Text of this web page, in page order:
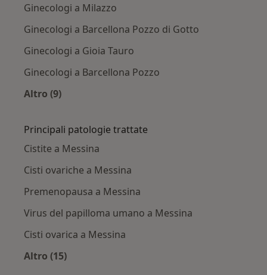
Ginecologi a Milazzo
Ginecologi a Barcellona Pozzo di Gotto
Ginecologi a Gioia Tauro
Ginecologi a Barcellona Pozzo
Altro (9)
Principali patologie trattate
Cistite a Messina
Cisti ovariche a Messina
Premenopausa a Messina
Virus del papilloma umano a Messina
Cisti ovarica a Messina
Altro (15)